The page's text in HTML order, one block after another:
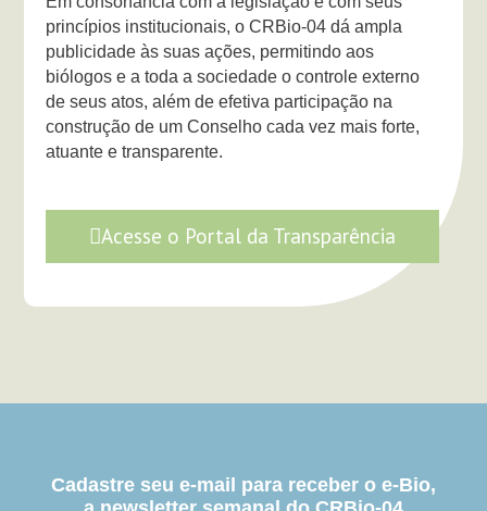
princípios institucionais, o CRBio-04 dá ampla
publicidade às suas ações, permitindo aos
biólogos e a toda a sociedade o controle externo
de seus atos, além de efetiva participação na
construção de um Conselho cada vez mais forte,
atuante e transparente.
Acesse o Portal da Transparência
Cadastre seu e-mail para receber o e-Bio,